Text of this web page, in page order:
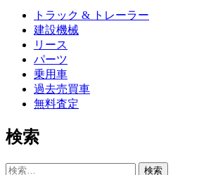
トラック & トレーラー
建設機械
リース
パーツ
乗用車
過去売買車
無料査定
検索
検